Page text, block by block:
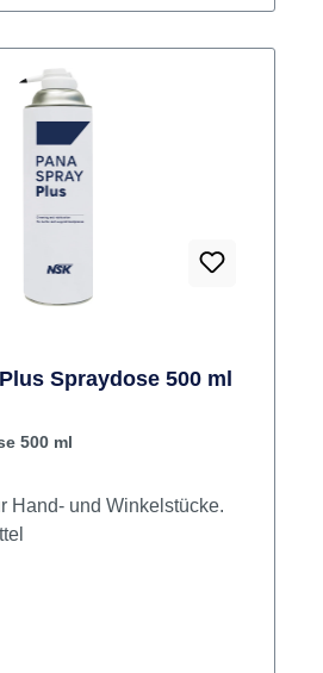
Spraydose 500 ml
500 ml
Hand- und Winkelstücke.